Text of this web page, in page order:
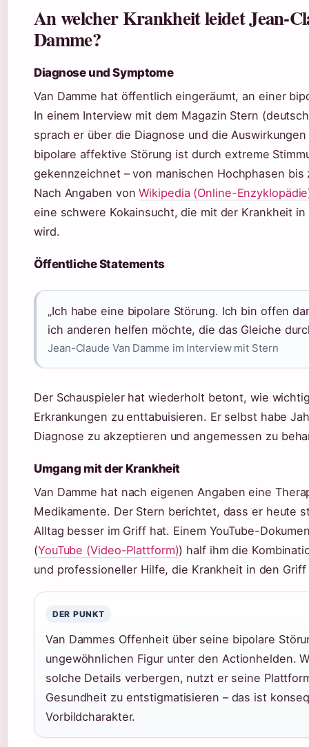
An welcher Krankheit leidet Jean-
Damme?
Diagnose und Symptome
Van Damme hat öffentlich eingeräumt, an einer
In einem Interview mit dem Magazin Stern
sprach er über die Diagnose und die
bipolare affektive Störung ist durch extreme
gekennzeichnet – von manischen Hochphasen
Nach Angaben vonWikipedia (Online-
eine schwere Kokainsucht, die mit der Krankheit
wird.
Öffentliche Statements
„Ich habe eine bipolare Störung. Ich bin offen
ich anderen helfen möchte, die das Gleiche
Jean-Claude Van Damme im Interview mit Stern
Der Schauspieler hat wiederholt betont, wie
Erkrankungen zu enttabuisieren. Er selbst habe
Diagnose zu akzeptieren und angemessen zu
Umgang mit der Krankheit
Van Damme hat nach eigenen Angaben eine
Medikamente. Der Stern berichtet, dass er heute
Alltag besser im Griff hat. Einem YouTube-
(YouTube (Video-Plattform)) half ihm die
und professioneller Hilfe, die Krankheit in den
DER PUNKT
Van Dammes Offenheit über seine bipolare
ungewöhnlichen Figur unter den Actionhelden.
solche Details verbergen, nutzt er seine
Gesundheit zu entstigmatisieren – das ist
Vorbildcharakter.